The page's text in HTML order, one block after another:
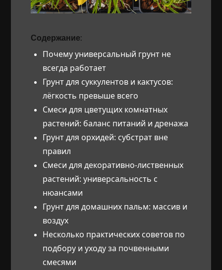
Содержание:
Почему универсальный грунт не
всегда работает
Грунт для суккулентов и кактусов:
лёгкость превыше всего
Смеси для цветущих комнатных
растений: баланс питаний и дренажа
Грунт для орхидей: субстрат вне
правил
Смеси для декоративно-лиственных
растений: универсальность с
нюансами
Грунт для домашних пальм: массив и
воздух
Несколько практических советов по
подбору и уходу за почвенными
смесями